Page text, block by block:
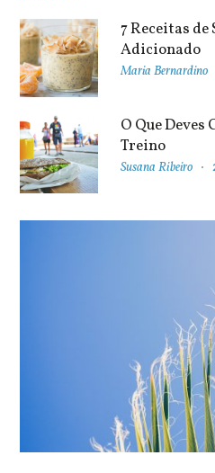
7 Receitas de
Adicionado
Maria Bernardino
O Que Deves
Treino
Susana Ribeiro